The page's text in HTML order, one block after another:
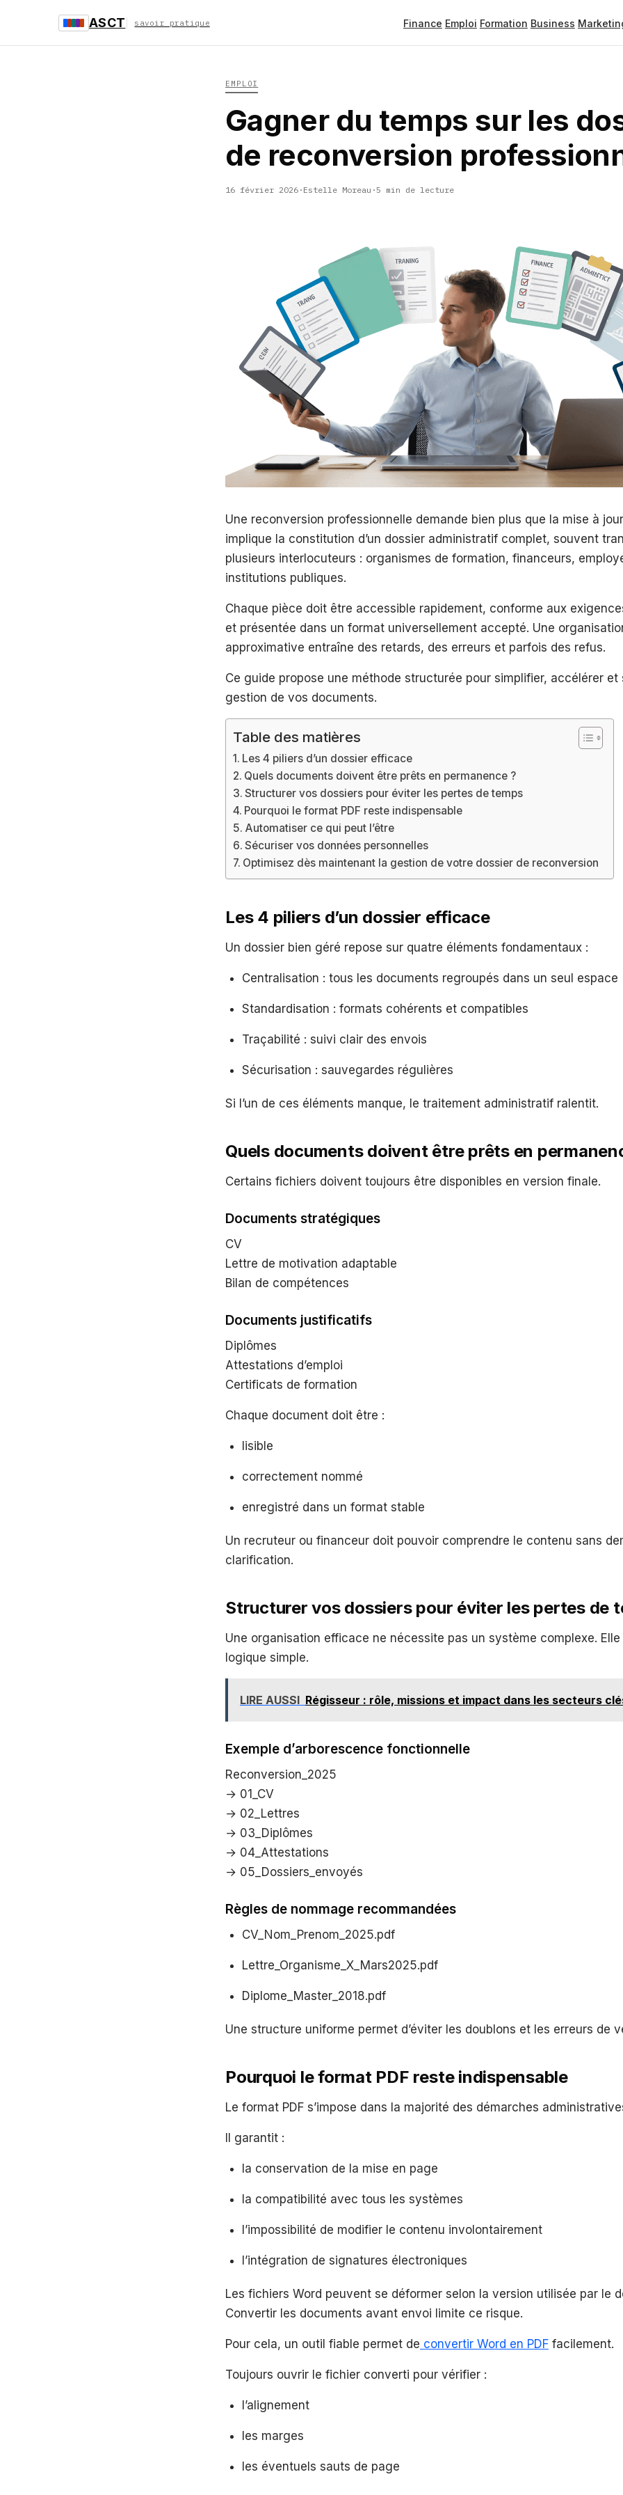
ASCT savoir pratique Finance Emploi Formation Business
EMPLOI
Gagner du temps sur les
de reconversion
16 février 2026 · Estelle Moreau ·5 min de lecture
Une reconversion professionnelle demande bien plus que la mise à jour
implique la constitution d’un dossier administratif complet, souvent
plusieurs interlocuteurs : organismes de formation, financeurs,
institutions publiques.
Chaque pièce doit être accessible rapidement, conforme aux
et présentée dans un format universellement accepté. Une
approximative entraîne des retards, des erreurs et parfois des refus.
Ce guide propose une méthode structurée pour simplifier, accélérer et
gestion de vos documents.
Table des matières
Les 4 piliers d’un dossier efficace
Quels documents doivent être prêts en permanence ?
Structurer vos dossiers pour éviter les pertes de temps
Pourquoi le format PDF reste indispensable
Automatiser ce qui peut l’être
Sécuriser vos données personnelles
Optimisez dès maintenant la gestion de votre dossier de reconversion
Les 4 piliers d’un dossier efficace
Un dossier bien géré repose sur quatre éléments fondamentaux :
Centralisation : tous les documents regroupés dans un seul espace
Standardisation : formats cohérents et compatibles
Traçabilité : suivi clair des envois
Sécurisation : sauvegardes régulières
Si l’un de ces éléments manque, le traitement administratif ralentit.
Quels documents doivent être prêts en
Certains fichiers doivent toujours être disponibles en version finale.
Documents stratégiques
CV
Lettre de motivation adaptable
Bilan de compétences
Documents justificatifs
Diplômes
Attestations d’emploi
Certificats de formation
Chaque document doit être :
lisible
correctement nommé
enregistré dans un format stable
Un recruteur ou financeur doit pouvoir comprendre le contenu sans
clarification.
Structurer vos dossiers pour éviter les pertes de
Une organisation efficace ne nécessite pas un système complexe.
logique simple.
LIRE AUSSI Régisseur : rôle, missions et impact dans les secteurs
Exemple d’arborescence fonctionnelle
Reconversion_2025
→ 01_CV
→ 02_Lettres
→ 03_Diplômes
→ 04_Attestations
→ 05_Dossiers_envoyés
Règles de nommage recommandées
CV_Nom_Prenom_2025.pdf
Lettre_Organisme_X_Mars2025.pdf
Diplome_Master_2018.pdf
Une structure uniforme permet d’éviter les doublons et les erreurs de
Pourquoi le format PDF reste indispensable
Le format PDF s’impose dans la majorité des démarches
Il garantit :
la conservation de la mise en page
la compatibilité avec tous les systèmes
l’impossibilité de modifier le contenu involontairement
l’intégration de signatures électroniques
Les fichiers Word peuvent se déformer selon la version utilisée par le
Convertir les documents avant envoi limite ce risque.
Pour cela, un outil fiable permet de convertir Word en PDF facilement.
Toujours ouvrir le fichier converti pour vérifier :
l’alignement
les marges
les éventuels sauts de page